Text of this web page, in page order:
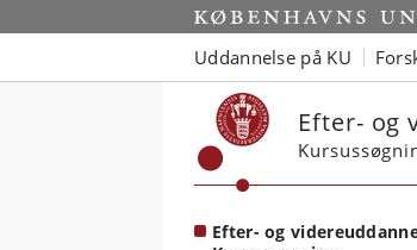
Start
Uddannelse på KU
Efter- og
Efter- og